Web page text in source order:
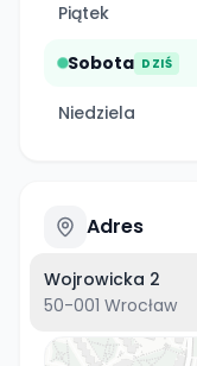
Piątek
Sobota DZIŚ
Niedziela
Adres
Wojrowicka 2
50-001 Wrocław